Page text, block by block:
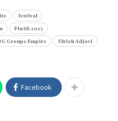
festival
FInAB 2025
Groupe Empire Ulrich Adjovi
Facebook